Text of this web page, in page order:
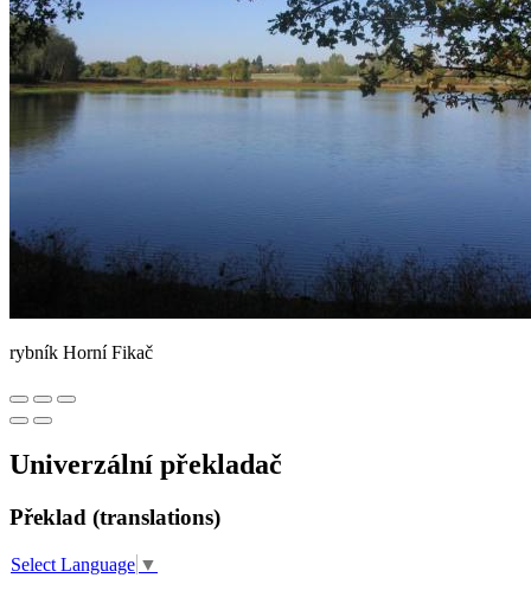
rybník Horní Fikač
Univerzální překladač
Překlad (translations)
Select Language ▼